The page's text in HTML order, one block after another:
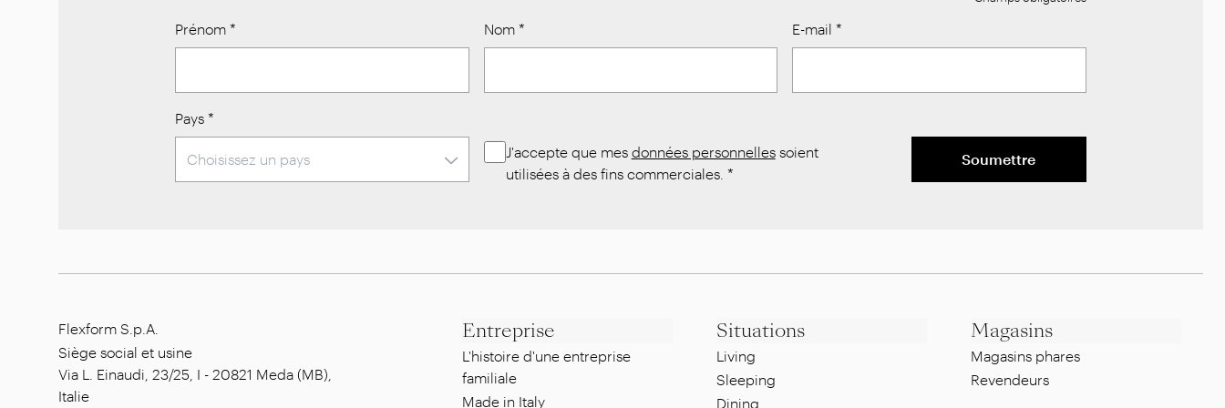
Prénom * Nom* E-mail *
Pays *
J'accepte que mes données personnellessoient
utilisées à des fins commerciales. *
Soumettre
Flexform S.p.A.
Siège social et usine
Via L. Einaudi, 23/25, I - 20821 Meda (MB),
Italie
Entreprise
L'histoire d'une entreprise
familiale
Made in Italy
Situations
Living
Sleeping
Dining
Magasins
Magasins phares
Revendeurs